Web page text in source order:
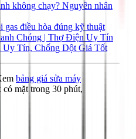
không chạy? Nguyên nhân
gas điều hòa đúng kỹ thuật
Chóng | Thợ Điện Uy Tín
Uy Tín, Chống Dột Giá Tốt
bảng giá sửa máy
mặt trong 30 phút,